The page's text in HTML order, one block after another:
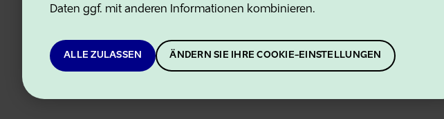
Daten ggf. mit anderen Informationen kombinieren.
ALLE ZULASSEN ÄNDERN SIE IHRE COOKIE-EINSTELLUNGEN